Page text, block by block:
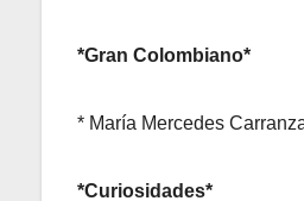
*Gran Colombiano*
* María Mercedes
*Curiosidades*